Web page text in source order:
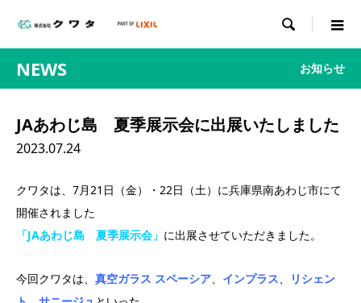

NEWS お知らせ
JAあわじ島 夏季展示会に出展いたしました
2023.07.24
クワタは、7月21日（金）・22日（土）に兵庫県南あわじ市にて
開催されました
「JAあわじ島 夏季展示会」 に出展させていただきました。
今回クワタは、 真空ガラス スペーシア、 インプラス、
リシェン